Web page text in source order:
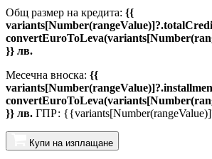
Общ размер на кредита: {{
}} лв.
Месечна вноска: {{
}} лв. ГПР:
Купи на изплащане